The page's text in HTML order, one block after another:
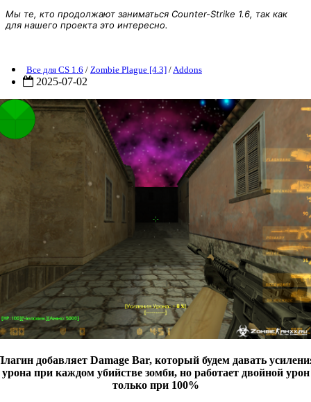
Мы те, кто продолжают заниматься Counter-Strike 1.6, так как
для нашего проекта это интересно.
Все для CS 1.6 / Zombie Plague [4.3] / Addons
2025-07-02
добавляет Damage Bar, который будем давать
урона при каждом убийстве зомби, но работает двойной урон
только при 100%